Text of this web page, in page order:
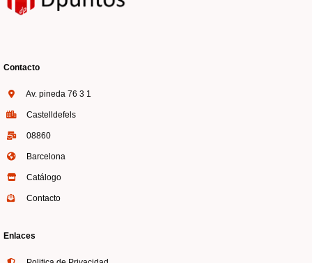
Contacto
Av. pineda 76 3 1
Castelldefels
08860
Barcelona
Catálogo
Contacto
Enlaces